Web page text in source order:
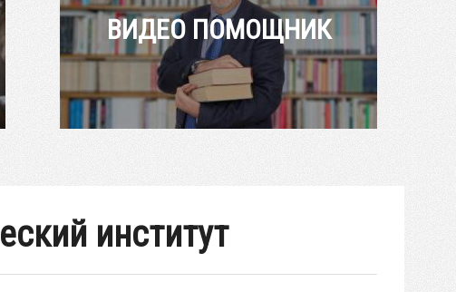
ВИДЕО ПОМОЩНИК
институт